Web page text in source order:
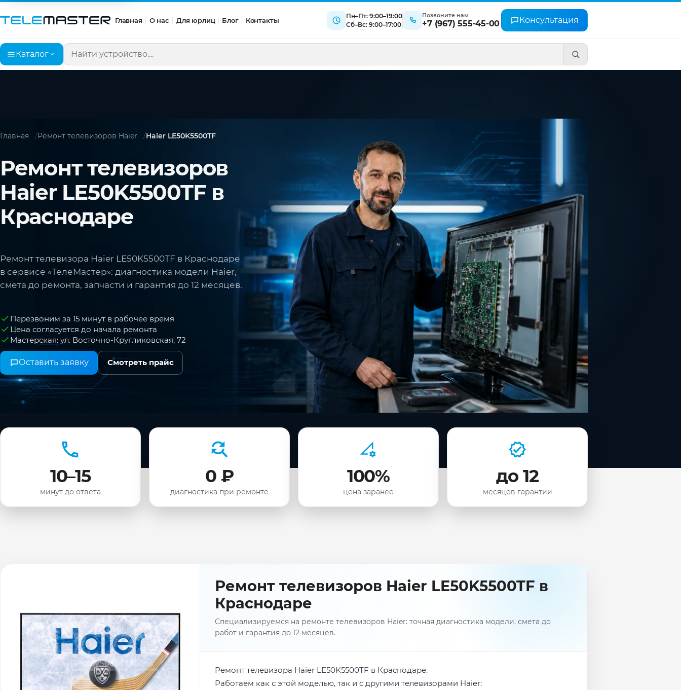
Главная О нас Для юрлиц Блог Контакты
Пн–Пт: 9:00–19:00
Сб–Вс: 9:00–17:00
Позвоните нам
+7 (967) 555-45-00 Консультация
Каталог
Поиск по сайту
Главная Ремонт телевизоров Haier Haier LE50K5500TF
Ремонт телевизоров
Haier LE50K5500TF в
Краснодаре
Ремонт телевизора Haier LE50K5500TF в Краснодаре
в сервисе «ТелеМастер»: диагностика модели Haier,
смета до ремонта, запчасти и гарантия до 12 месяцев.
Перезвоним за 15 минут в рабочее время
Цена согласуется до начала ремонта
Мастерская: ул. Восточно-Кругликовская, 72
Оставить заявку Смотреть прайс
10–15
минут до ответа
0 ₽
диагностика при ремонте
100%
цена заранее
до 12
месяцев гарантии
Ремонт телевизоров Haier LE50K5500TF в
Краснодаре
Специализируемся на ремонте телевизоров Haier: точная диагностика модели, смета до
работ и гарантия до 12 месяцев.
Ремонт телевизора Haier LE50K5500TF в Краснодаре.
Работаем как с этой моделью, так и с другими телевизорами Haier: